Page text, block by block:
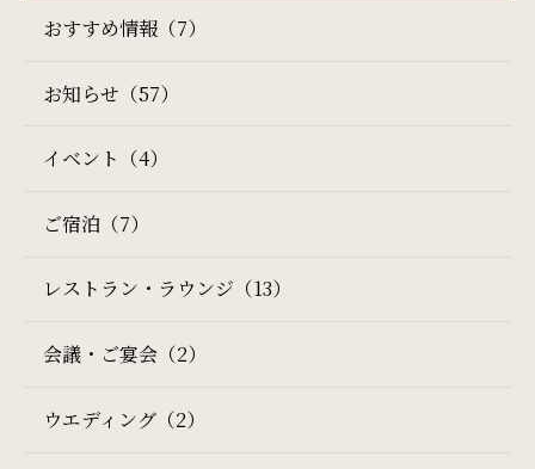
フォトギャラリー
One Harmony
会員プログラム「One Harmony」
News
FAQ
おすすめ情報（7）
お知らせ（57）
イベント（4）
ご宿泊（7）
レストラン・ラウンジ（13）
会議・ご宴会（2）
ウエディング（2）